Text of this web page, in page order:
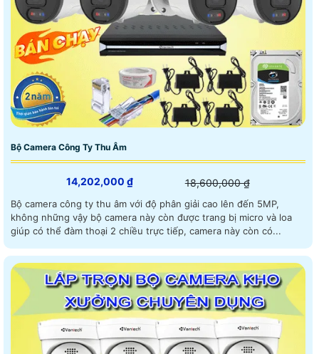
Bộ Camera Công Ty Thu Âm
14,202,000 ₫ 18,600,000 ₫
Bộ camera công ty thu âm với độ phân giải cao lên đến 5MP,
không những vậy bộ camera này còn được trang bị micro và loa
giúp có thể đàm thoại 2 chiều trực tiếp, camera này còn có...